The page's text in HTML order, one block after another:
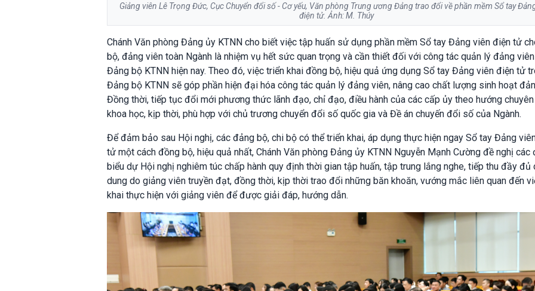
Giảng viên Lê Trọng Đức, Cục Chuyển đổi số - Cơ yếu, Văn phòng Trung ương Đảng trao đổi về phần mềm Sổ tay
điện tử. Ảnh: M. Thúy
Chánh Văn phòng Đảng ủy KTNN cho biết việc tập huấn sử dụng phần mềm Sổ tay Đảng viên điện tử
bộ, đảng viên toàn Ngành là nhiệm vụ hết sức quan trọng và cần thiết đối với công tác quản lý đảng
Đảng bộ KTNN hiện nay. Theo đó, việc triển khai đồng bộ, hiệu quả ứng dụng Sổ tay Đảng viên điện tử
Đảng bộ KTNN sẽ góp phần hiện đại hóa công tác quản lý đảng viên, nâng cao chất lượng sinh hoạt
Đồng thời, tiếp tục đổi mới phương thức lãnh đạo, chỉ đạo, điều hành của các cấp ủy theo hướng chuyên
khoa học, kịp thời, phù hợp với chủ trương chuyển đổi số quốc gia và Đề án chuyến đổi số của Ngành.
Để đảm bảo sau Hội nghị, các đảng bộ, chi bộ có thể triển khai, áp dụng thực hiện ngay Sổ tay Đảng
tử một cách đồng bộ, hiệu quả nhất, Chánh Văn phòng Đảng ủy KTNN Nguyễn Mạnh Cường đề nghị các
biểu dự Hội nghị nghiêm túc chấp hành quy định thời gian tập huấn, tập trung lắng nghe, tiếp thu đầy đủ
dung do giảng viên truyền đạt, đồng thời, kịp thời trao đổi những băn khoăn, vướng mắc liên quan đến
khai thực hiện với giảng viên để được giải đáp, hướng dẫn.